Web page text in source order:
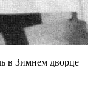
в Зимнем дворце